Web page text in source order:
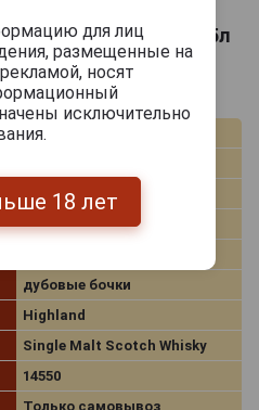
Далвини 15 лет 0.75л
Великобритания
43.0%
15
дубовые бочки
Highland
Single Malt Scotch Whisky
14550
Только самовывоз
для лиц
размещенные на
носят
исключительно
18 лет